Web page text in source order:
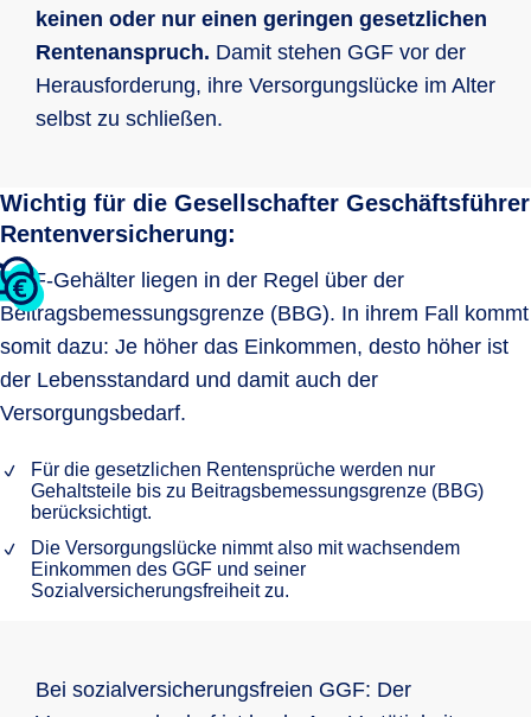
keinen oder nur einen geringen gesetzlichen
Rentenanspruch. Damit stehen GGF vor der
Herausforderung, ihre Versorgungslücke im Alter
selbst zu schließen.
Wichtig für die Gesellschafter Geschäftsführer
Rentenversicherung:
GGF-Gehälter liegen in der Regel über der
Beitragsbemessungsgrenze (BBG). In ihrem Fall kommt
somit dazu: Je höher das Einkommen, desto höher ist
der Lebensstandard und damit auch der
Versorgungsbedarf.
Für die gesetzlichen Rentensprüche werden nur
Gehaltsteile bis zu Beitragsbemessungsgrenze (BBG)
berücksichtigt.
Die Versorgungslücke nimmt also mit wachsendem
Einkommen des GGF und seiner
Sozialversicherungsfreiheit zu.
Bei sozialversicherungsfreien GGF: Der